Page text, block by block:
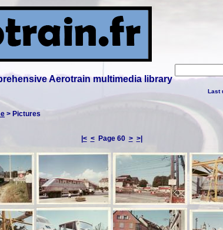
Aerotrain multimedia library
Last
> Pictures
|< <Page 60 > >|